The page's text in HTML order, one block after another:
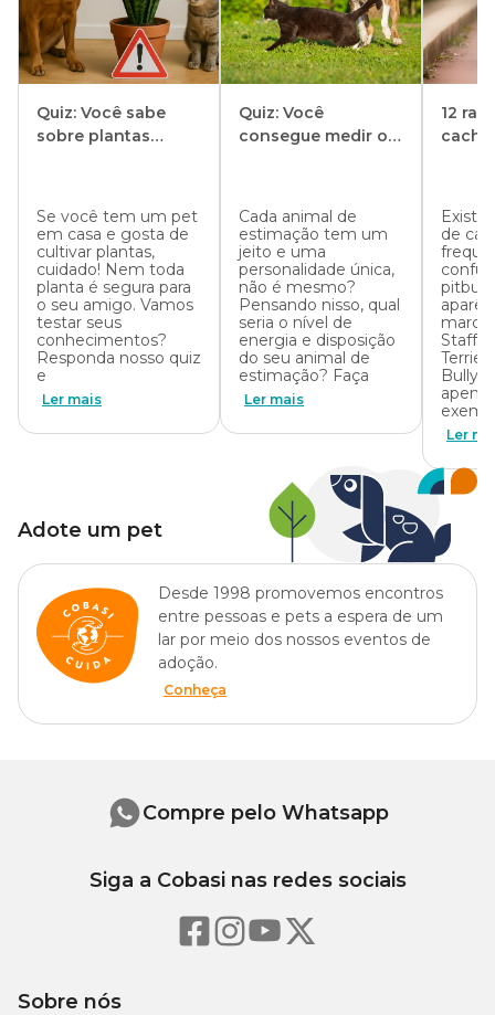
Quiz: Você sabe
sobre plantas
Se você tem um pet
em casa e gosta de
cultivar plantas,
cuidado! Nem toda
planta é segura para
o seu amigo. Vamos
testar seus
conhecimentos?
Responda nosso quiz
e
Ler mais
Quiz: Você
consegue medir o
Cada animal de
estimação tem um
jeito e uma
personalidade única,
não é mesmo?
Pensando nisso, qual
seria o nível de
energia e disposição
do seu animal de
estimação? Faça
Ler mais
12
de
Bully
Ler
Adote um pet
Desde 1998 promovemos encontros
entre pessoas e pets a espera de um
lar por meio dos nossos eventos de
adoção.
Conheça
Sobre nós
Compre pelo Whatsapp
Siga a Cobasi nas redes sociais